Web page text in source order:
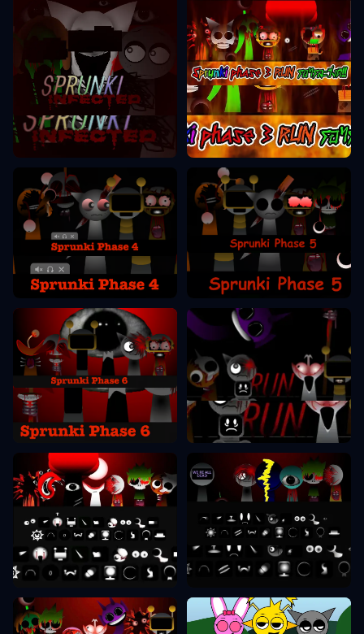
Sprunki Phase 2
Sprunki Phase 3
Sprunki Phase 4 Sprunki Phase 5
Sprunki Phase 6
Sprunki Phase 7
Sprunki Phase 8 Sprunki Phase 9